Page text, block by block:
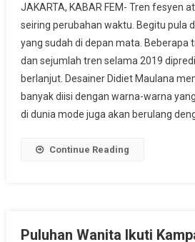
JAKARTA, KABAR FEM- Tren fesyen
seiring perubahan waktu. Begitu pula
yang sudah di depan mata. Beberapa
dan sejumlah tren selama 2019
berlanjut. Desainer Didiet Maulana
banyak diisi dengan warna-warna
di dunia mode juga akan berulang
Continue Reading
Puluhan Wanita Ikuti